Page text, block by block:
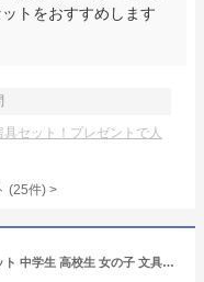
トをおすすめします
具セット！プレゼントで人
(25件) >
文房具セット 小学生 プチプラ文具セット 中学生 高校生 女の子 文具セット かわいい 小学校 女子 文房具 文具 筆記具 高学年 低学年 こども 誕生日 プレゼント 筆記用具 ステーショナリーセット 子供 子ども 子供会 ギフト プレゼント クリスマス